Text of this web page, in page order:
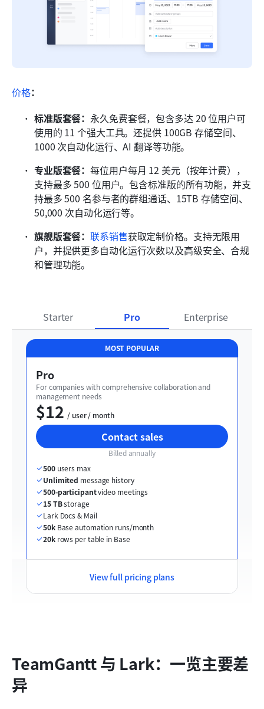
价格：
标准版套餐： 永久免费套餐，包含多达 20 位用户可
使用的 11 个强大工具。还提供 100GB 存储空间、
1000 次自动化运行、AI 翻译等功能。
专业版套餐：每位用户每月 12 美元（按年计费），
支持最多 500 位用户。包含标准版的所有功能，并支
持最多 500 名参与者的群组通话、15TB 存储空间、
50,000 次自动化运行等。
旗舰版套餐：联系销售获取定制价格。支持无限用
户，并提供更多自动化运行次数以及高级安全、合规
和管理功能。
Starter Pro Enterprise
MOST POPULAR
Pro
For companies with comprehensive collaboration and
management needs
$12
  / user / month
Contact sales
Billed annually
500 users max
Unlimited message history
500-participant video meetings
15 TB storage
Lark Docs & Mail
50k Base automation runs/month
20k rows per table in Base
View full pricing plans
TeamGantt 与 Lark：一览主要差
异